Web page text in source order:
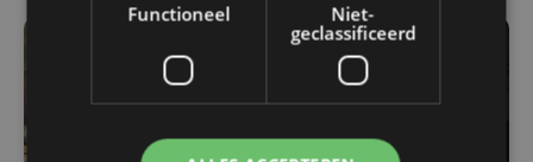
Functioneel
Niet-
geclassificeerd